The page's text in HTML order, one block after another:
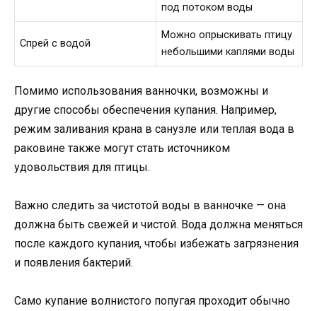
под потоком воды
Спрей с водой
Можно опрыскивать птицу
небольшими каплями воды
Помимо использования ванночки, возможны и
другие способы обеспечения купания. Например,
режим заливания крана в санузле или теплая вода в
раковине также могут стать источником
удовольствия для птицы.
Важно следить за чистотой воды в ванночке — она
должна быть свежей и чистой. Вода должна меняться
после каждого купания, чтобы избежать загрязнения
и появления бактерий.
Само купание волнистого попугая проходит обычно